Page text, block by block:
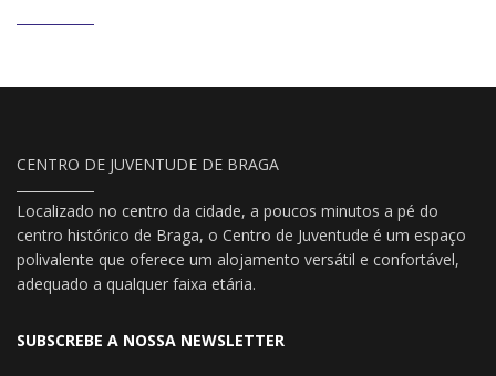
CENTRO DE JUVENTUDE DE BRAGA
Localizado no centro da cidade, a poucos minutos a pé do
centro histórico de Braga, o Centro de Juventude é um espaço
polivalente que oferece um alojamento versátil e confortável,
adequado a qualquer faixa etária.
SUBSCREBE A NOSSA NEWSLETTER